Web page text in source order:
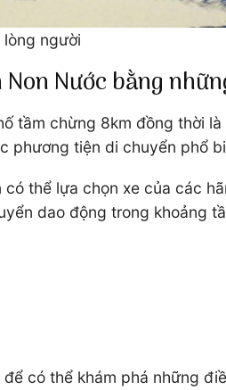
lòng người
Nước bằng
tầm chừng 8km đồng thời
phương tiện di chuyển phổ
thể lựa chọn xe của các
dao động trong khoảng
có thể khám phá những